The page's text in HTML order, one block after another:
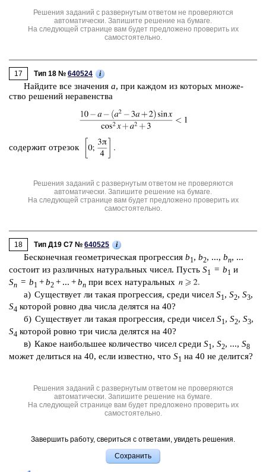
Решения заданий с развернутым ответом не проверяются
автоматически. Запишите решение на бумаге.
На следующей странице вам будет предложено проверить их
самостоятельно.
17 Тип 18 № 640524 i
Най­ди­те все зна­че­ния a, при каж­дом из ко­то­рых мно­же­
ство ре­ше­ний не­ра­вен­ства
со­дер­жит от­ре­зок
Решения заданий с развернутым ответом не проверяются
автоматически. Запишите решение на бумаге.
На следующей странице вам будет предложено проверить их
самостоятельно.
18 Тип Д19 C7 № 640525 i
Бес­ко­неч­ная гео­мет­ри­че­ская про­грес­сия b1 , b2, ..., bn, ...
со­сто­ит из раз­лич­ных на­ту­раль­ных чисел. Пусть S1 = b1 и
Sn = b1 +b2 + ... +bn при всех на­ту­раль­ных
а) Су­ще­ству­ет ли такая про­грес­сия, среди чисел S1 , S2, S3,
S4 ко­то­рой ровно два числа де­лят­ся на 40?
б) Су­ще­ству­ет ли такая про­грес­сия, среди чисел S1, S2, S3,
S4 ко­то­рой ровно три числа де­лят­ся на 40?
в) Какое наи­боль­шее ко­ли­че­ство чисел среди S1, S2, ..., S8
может де­лить­ся на 40, если из­вест­но, что S1 на 40 не де­лит­ся?
Решения заданий с развернутым ответом не проверяются
автоматически. Запишите решение на бумаге.
На следующей странице вам будет предложено проверить их
самостоятельно.
Завершить работу, свериться с ответами, увидеть решения.